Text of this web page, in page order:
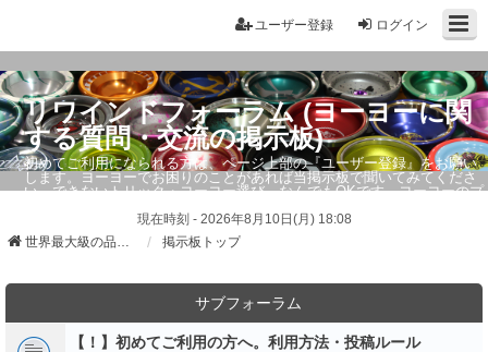
ログイン
ユーザー登録
リワインドフォーラム (ヨーヨーに関
する質問・交流の掲示板)
初めてご利用になられる方は、ページ上部の『ユーザー登録』をお願い
します。ヨーヨーでお困りのことがあれば当掲示板で聞いてみてくださ
い。できないトリック・ヨーヨー選び、なんでもOKです。ヨーヨーのプ
現在時刻 - 2026年8月10日(月) 18:08
世界最大級の品ぞろえ ヨーヨーストア「リワインド」
掲示板トップ
サブフォーラム
【！】初めてご利用の方へ。利用方法・投稿ルール